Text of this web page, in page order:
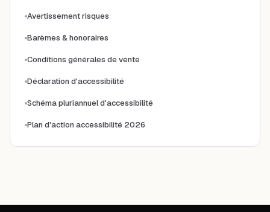
Avertissement risques
Barèmes & honoraires
Conditions générales de vente
Déclaration d'accessibilité
Schéma pluriannuel d'accessibilité
Plan d'action accessibilité 2026